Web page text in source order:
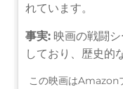
れています。
事実: 映画の戦闘
しており、歴史的
この映画はAmazon